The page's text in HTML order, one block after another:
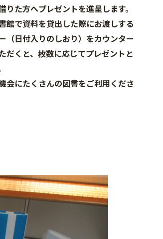
りた方へプレゼントを進呈します。
館で資料を貸出した際にお渡しする
（日付入りのしおり）をカウンター
だくと、枚数に応じてプレゼントと
会にたくさんの図書をご利用くださ